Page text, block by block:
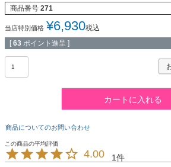
商品番号 271
当店特別価格 ¥6,930税込
[ 63 ポイント進呈 ]
カートに入れる
商品についてのお問い合わせ
4.00 1